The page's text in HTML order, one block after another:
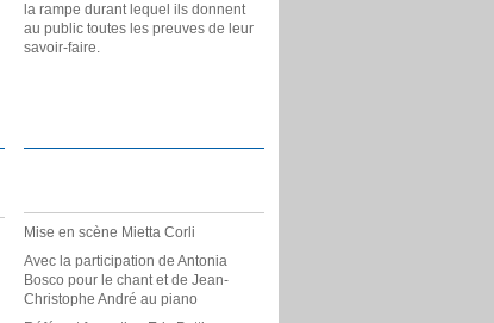
la rampe durant lequel ils donnent
au public toutes les preuves de leur
savoir-faire.
Mise en scène Mietta Corli
Avec la participation de Antonia
Bosco pour le chant et de Jean-
Christophe André au piano